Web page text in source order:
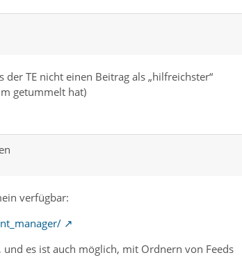
TE nicht einen Beitrag als „hilfreichster“
getummelt hat)
verfügbar:
es ist auch möglich, mit Ordnern von Feeds